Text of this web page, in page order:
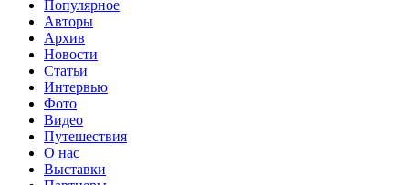
Популярное
Авторы
Архив
Новости
Статьи
Интервью
Фото
Видео
Путешествия
О нас
Выставки